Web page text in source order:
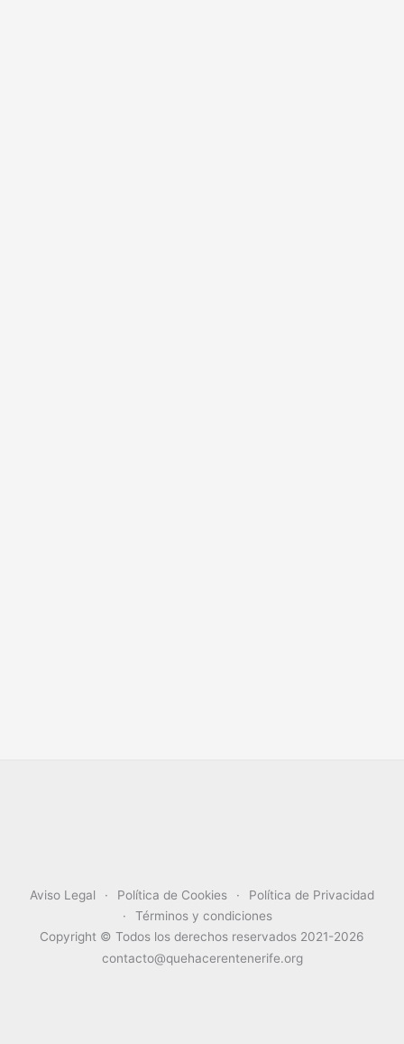
Aviso Legal Política de Cookies
Política de Privacidad
Términos y condiciones
Copyright © Todos los derechos reservados 2021-2026
contacto@quehacerentenerife.org